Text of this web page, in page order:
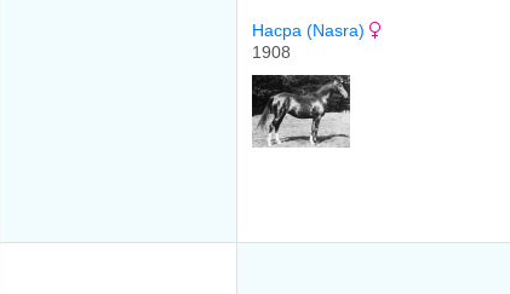
Насра (Nasra)
1908